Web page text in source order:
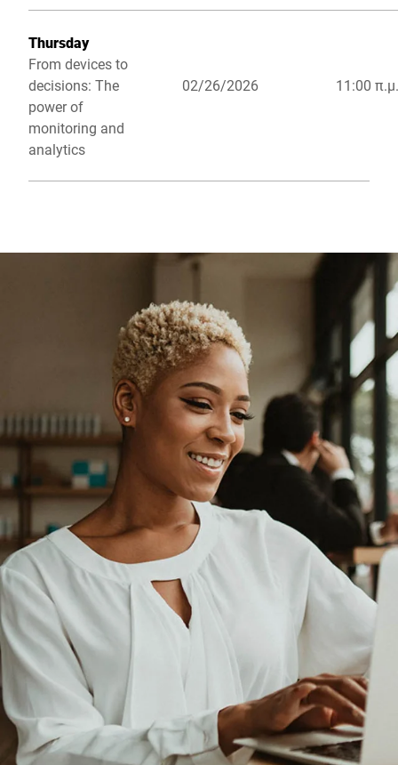
Thursday
From devices to
decisions: The
power of
monitoring and
analytics
02/26/2026 11:00 π.μ.